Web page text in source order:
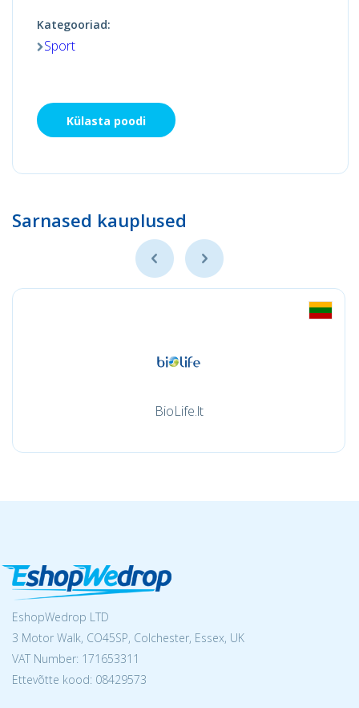
Kategooriad:
Sport
Külasta poodi
Sarnased kauplused
BioLife.lt
EshopWedrop LTD
3 Motor Walk, CO45SP, Colchester, Essex, UK
VAT Number: 171653311
Ettevõtte kood: 08429573